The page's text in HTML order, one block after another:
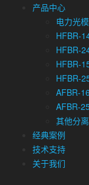
产品中心
电力光
HFBR-
HFBR-
HFBR-
HFBR-
AFBR-
AFBR-
其他分
经典案例
技术支持
关于我们